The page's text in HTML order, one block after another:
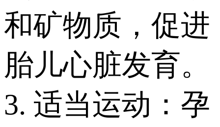
和矿物质，促进
胎儿心脏发育。
3. 适当运动：孕